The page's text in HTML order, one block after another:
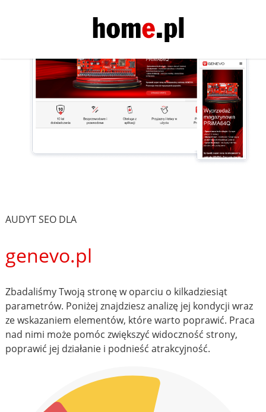
AUDYT SEO DLA
genevo.pl
Zbadaliśmy Twoją stronę w oparciu o kilkadziesiąt
parametrów. Poniżej znajdziesz analizę jej kondycji wraz
ze wskazaniem elementów, które warto poprawić. Praca
nad nimi może pomóc zwiększyć widoczność strony,
poprawić jej działanie i podnieść atrakcyjność.